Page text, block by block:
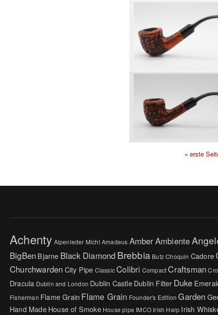
« erste
Achenty Alpenleder Michl Amadeus AmberAmbiente
BigBenBjarne Black Diamond Brebbia Butz Choquin Cadore
ChurchwardenCity Pipe ClassicColibri Compact Craftsman
Dracula Dublin and London Dublin CastleDublin Filter Duke
Fisherman Flame Grain Flame Grain Founder's Edition Garden
Hand MadeHouse of Smoke House pipe IMCO Irish Harp Irish